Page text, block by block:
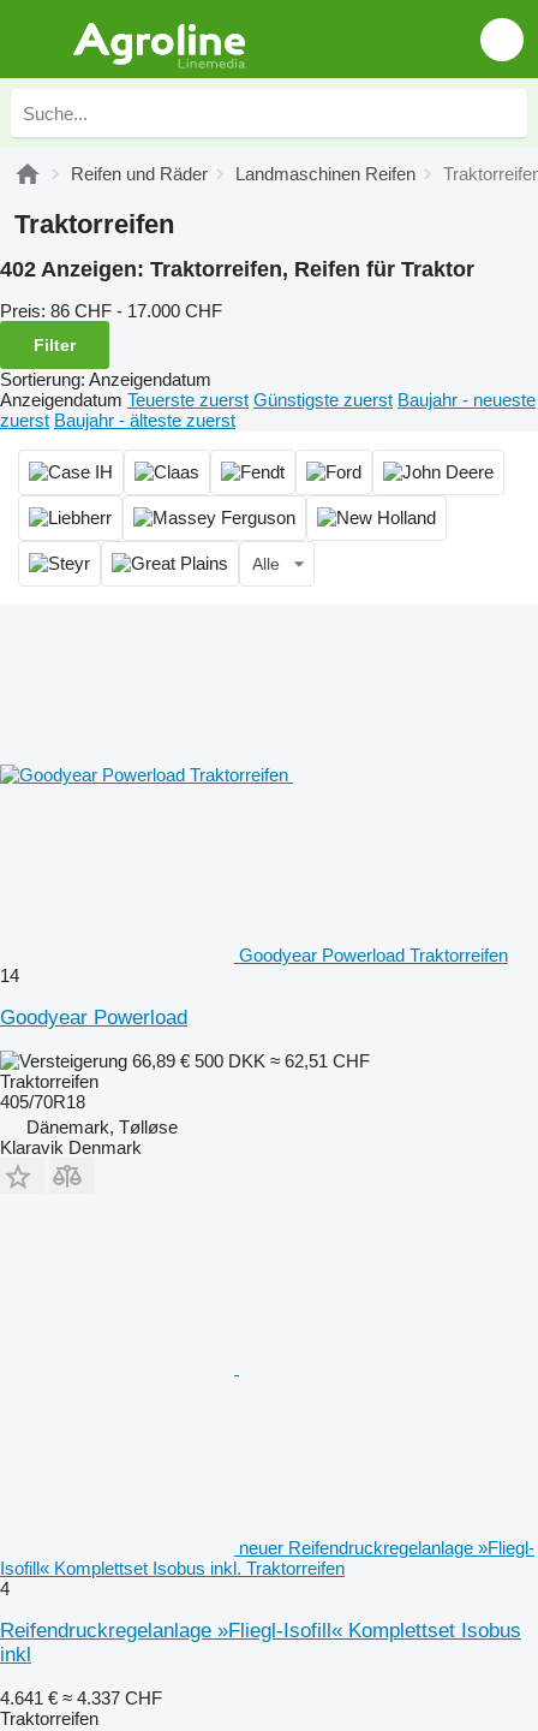
Reifen und Räder Landmaschinen Reifen
Traktorreifen
402 Anzeigen: Traktorreifen, Reifen für Traktor
Preis: 86 CHF - 17.000 CHF
Filter
Sortierung: Anzeigendatum
Anzeigendatum Teuerste zuerst Günstigste zuerst Baujahr - neueste
zuerst Baujahr - älteste zuerst
Alle
Goodyear Powerload Traktorreifen
14
Goodyear Powerload
66,89 € 500 DKK ≈ 62,51 CHF
Traktorreifen
405/70R18
Dänemark, Tølløse
Klaravik Denmark
neuer Reifendruckregelanlage »Fliegl-
Isofill« Komplettset Isobus inkl. Traktorreifen
4
Reifendruckregelanlage »Fliegl-Isofill« Komplettset Isobus
inkl
4.641 € ≈ 4.337 CHF
Traktorreifen